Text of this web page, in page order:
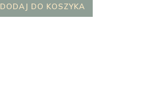
DODAJ DO KOSZYKA